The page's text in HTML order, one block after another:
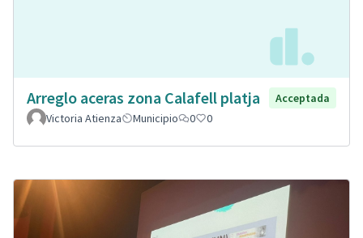
Arreglo aceras zona Calafell platja
Acceptada
Victoria Atienza
Municipio 0 0